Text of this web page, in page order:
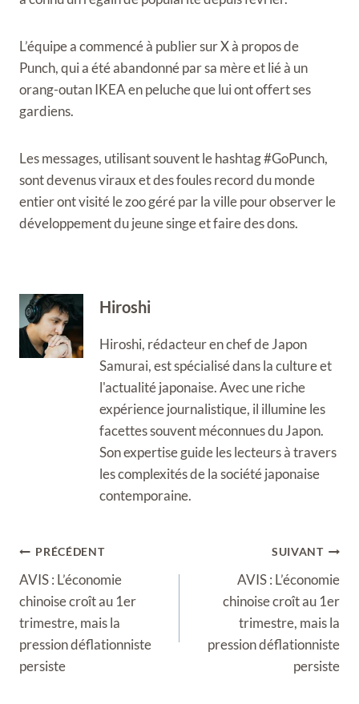
L’équipe a commencé à publier sur X à propos de
Punch, qui a été abandonné par sa mère et lié à un
orang-outan IKEA en peluche que lui ont offert ses
gardiens.
Les messages, utilisant souvent le hashtag #GoPunch,
sont devenus viraux et des foules record du monde
entier ont visité le zoo géré par la ville pour observer le
développement du jeune singe et faire des dons.
Hiroshi
Hiroshi, rédacteur en chef de Japon
Samurai, est spécialisé dans la culture et
l'actualité japonaise. Avec une riche
expérience journalistique, il illumine les
facettes souvent méconnues du Japon.
Son expertise guide les lecteurs à travers
les complexités de la société japonaise
contemporaine.
Navigation
de
l’article
PRÉCÉDENT
AVIS : L’économie
chinoise croît au 1er
trimestre, mais la
pression déflationniste
persiste
SUIVANT
AVIS : L’économie
chinoise croît au 1er
trimestre, mais la
pression déflationniste
persiste